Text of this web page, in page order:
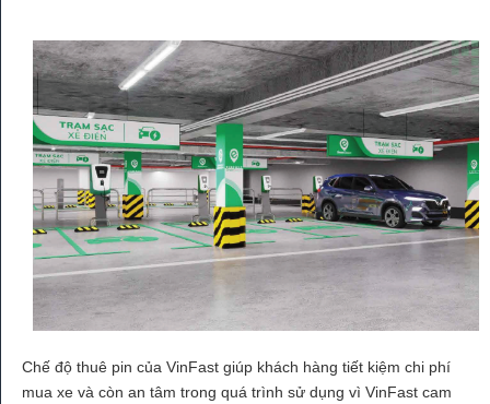
Chế độ thuê pin của VinFast giúp khách hàng tiết kiệm chi phí
mua xe và còn an tâm trong quá trình sử dụng vì VinFast cam